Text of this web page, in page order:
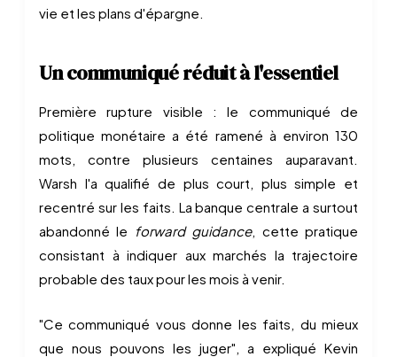
vie et les plans d'épargne.
Un communiqué réduit à l'essentiel
Première rupture visible : le communiqué de
politique monétaire a été ramené à environ 130
mots, contre plusieurs centaines auparavant.
Warsh l'a qualifié de plus court, plus simple et
recentré sur les faits. La banque centrale a surtout
abandonné le forward guidance, cette pratique
consistant à indiquer aux marchés la trajectoire
probable des taux pour les mois à venir.
"Ce communiqué vous donne les faits, du mieux
que nous pouvons les juger", a expliqué Kevin